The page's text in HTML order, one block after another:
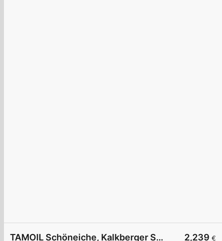
2,239 €
TAMOIL Schöneiche, Kalkberger Str. 189